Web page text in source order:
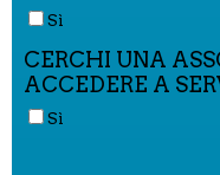
Sì
CERCHI UNA
ACCEDERE A
Sì